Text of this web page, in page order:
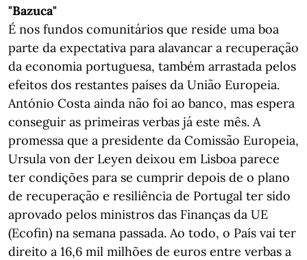
"Bazuca"
É nos fundos comunitários que reside uma boa
parte da expectativa para alavancar a recuperação
da economia portuguesa, também arrastada pelos
efeitos dos restantes países da União Europeia.
António Costa ainda não foi ao banco, mas espera
conseguir as primeiras verbas já este mês. A
promessa que a presidente da Comissão Europeia,
Ursula von der Leyen deixou em Lisboa parece
ter condições para se cumprir depois de o plano
de recuperação e resiliência de Portugal ter sido
aprovado pelos ministros das Finanças da UE
(Ecofin) na semana passada. Ao todo, o País vai ter
direito a 16,6 mil milhões de euros entre verbas a